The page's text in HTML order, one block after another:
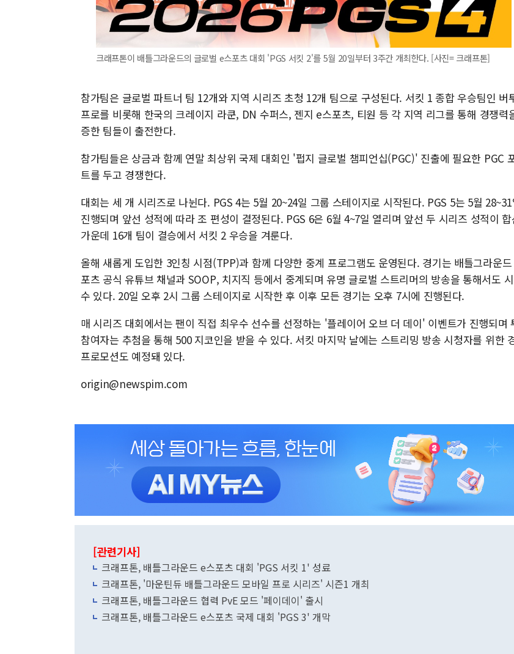
크래프톤이 배틀그라운드의 글로벌 e스포츠 대회 'PGS 서킷 2'를 5월 20일부터 3주간 개최한다. [사진= 크래프톤]
참가팀은 글로벌 파트너 팀 12개와 지역 시리즈 초청 12개 팀으로 구성된다. 서킷 1 종합 우승팀인 버
프로를 비롯해 한국의 크레이지 라쿤, DN 수퍼스, 젠지 e스포츠, 티원 등 각 지역 리그를 통해 경쟁력
증한 팀들이 출전한다.
참가팀들은 상금과 함께 연말 최상위 국제 대회인 '펍지 글로벌 챔피언십(PGC)' 진출에 필요한 PGC
트를 두고 경쟁한다.
대회는 세 개 시리즈로 나뉜다. PGS 4는 5월 20~24일 그룹 스테이지로 시작된다. PGS 5는 5월 28~31
진행되며 앞선 성적에 따라 조 편성이 결정된다. PGS 6은 6월 4~7일 열리며 앞선 두 시리즈 성적이 합
가운데 16개 팀이 결승에서 서킷 2 우승을 겨룬다.
올해 새롭게 도입한 3인칭 시점(TPP)과 함께 다양한 중계 프로그램도 운영된다. 경기는 배틀그라운
포츠 공식 유튜브 채널과 SOOP, 치지직 등에서 중계되며 유명 글로벌 스트리머의 방송을 통해서도
수 있다. 20일 오후 2시 그룹 스테이지로 시작한 후 이후 모든 경기는 오후 7시에 진행된다.
매 시리즈 대회에서는 팬이 직접 최우수 선수를 선정하는 '플레이어 오브 더 데이' 이벤트가 진행되며
참여자는 추첨을 통해 500 지코인을 받을 수 있다. 서킷 마지막 날에는 스트리밍 방송 시청자를 위한
프로모션도 예정돼 있다.
origin@newspim.com
[관련기사]
크래프톤, 배틀그라운드 e스포츠 대회 'PGS 서킷 1' 성료
크래프톤, '마운틴듀 배틀그라운드 모바일 프로 시리즈' 시즌1 개최
크래프톤, 배틀그라운드 협력 PvE 모드 '페이데이' 출시
크래프톤, 배틀그라운드 e스포츠 국제 대회 'PGS 3' 개막